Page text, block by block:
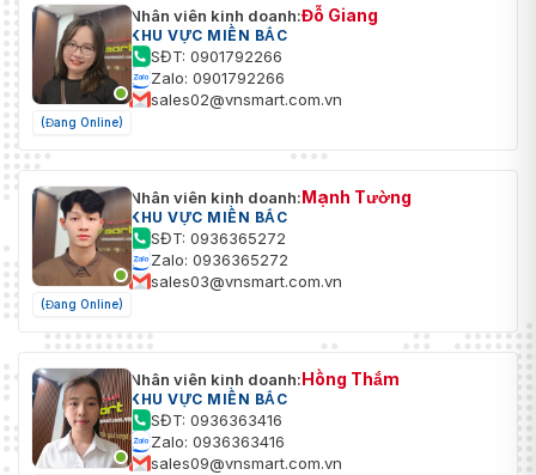
(Đang Online)
Nhân viên kinh doanh:Đỗ Giang
KHU VỰC MIỀN BẮC
SĐT: 0901792266
Zalo: 0901792266
sales02@vnsmart.com.vn
(Đang Online)
Nhân viên kinh doanh:Mạnh Tường
KHU VỰC MIỀN BẮC
SĐT: 0936365272
Zalo: 0936365272
sales03@vnsmart.com.vn
Nhân viên kinh doanh:Hồng Thắm
KHU VỰC MIỀN BẮC
SĐT: 0936363416
Zalo: 0936363416
sales09@vnsmart.com.vn